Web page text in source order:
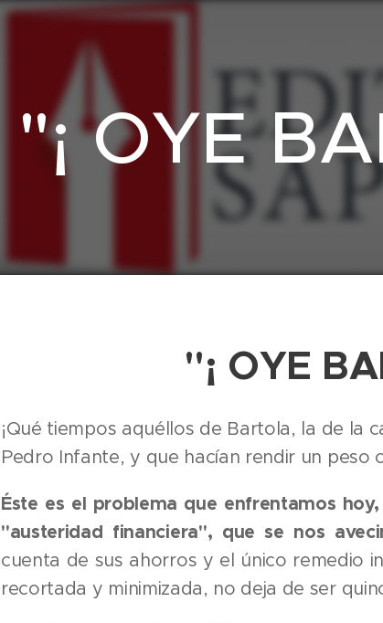
"¡ OYE
"¡ OYE
¡Qué tiempos aquéllos de Bartola, la de la
Pedro Infante, y que hacían rendir un peso
Éste es el problema que enfrentamos
"austeridad financiera", que se nos
cuenta de sus ahorros y el único remedio
recortada y minimizada, no deja de ser